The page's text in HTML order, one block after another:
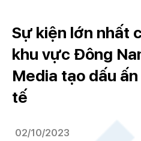
Sự kiện lớn nhất
khu vực Đông
Media tạo dấu
tế
02/10/2023